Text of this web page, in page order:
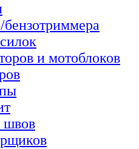
и мотоблоков
швов